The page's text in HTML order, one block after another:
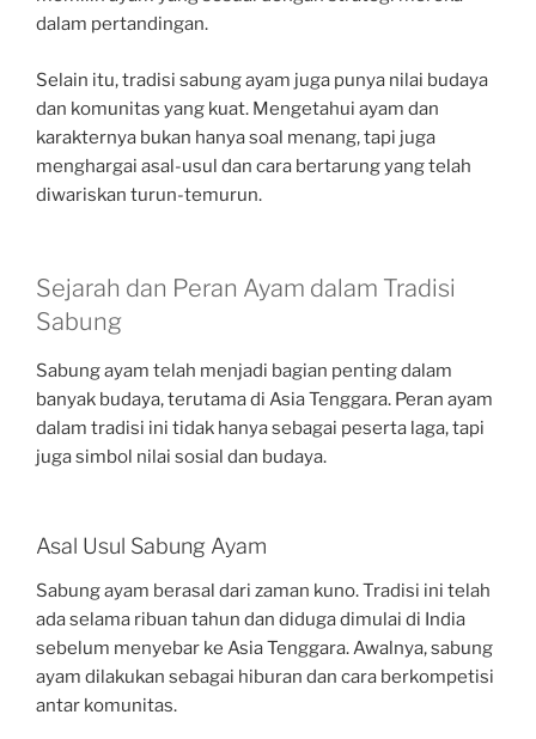
dalam pertandingan.
Selain itu, tradisi sabung ayam juga punya nilai budaya
dan komunitas yang kuat. Mengetahui ayam dan
karakternya bukan hanya soal menang, tapi juga
menghargai asal-usul dan cara bertarung yang telah
diwariskan turun-temurun.
Sejarah dan Peran Ayam dalam Tradisi
Sabung
Sabung ayam telah menjadi bagian penting dalam
banyak budaya, terutama di Asia Tenggara. Peran ayam
dalam tradisi ini tidak hanya sebagai peserta laga, tapi
juga simbol nilai sosial dan budaya.
Asal Usul Sabung Ayam
Sabung ayam berasal dari zaman kuno. Tradisi ini telah
ada selama ribuan tahun dan diduga dimulai di India
sebelum menyebar ke Asia Tenggara. Awalnya, sabung
ayam dilakukan sebagai hiburan dan cara berkompetisi
antar komunitas.